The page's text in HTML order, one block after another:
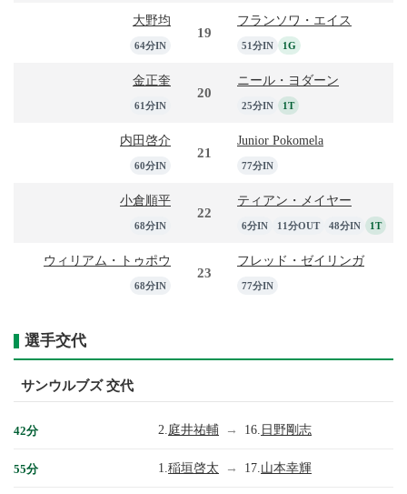
大野均
64分IN
19
フランソワ・エイス
51分IN 1G
金正奎
61分IN
20
ニール・ヨダーン
25分IN 1T
内田啓介
60分IN
21
Junior Pokomela
77分IN
小倉順平
68分IN
22
ティアン・メイヤー
6分IN 11分OUT 48分IN 1T
ウィリアム・トゥポウ
68分IN
23
フレッド・ゼイリンガ
77分IN
選手交代
サンウルブズ 交代
42分 2. 庭井祐輔 → 16. 日野剛志
55分 1. 稲垣啓太 → 17. 山本幸輝